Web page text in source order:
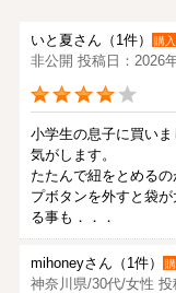
いと夏さん（1件） 購
非公開 投稿日：2026
小学生の息子に買い
気がします。
たたんで紐をとめる
プボタンを外すと袋
る事も．．．
mihoneyさん（1件）
神奈川県/30代/女性 投